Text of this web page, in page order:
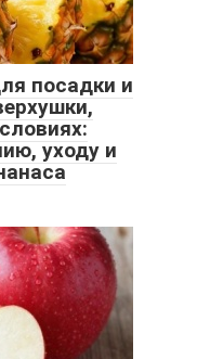
посадки и
уходу и